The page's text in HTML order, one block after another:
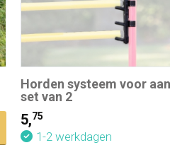
Horden systeem voor
set van 2
5,75
1-2 werkdagen